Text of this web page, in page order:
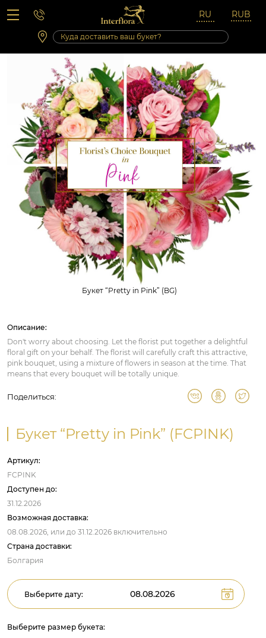
Вопросы-ответы
Сб 10:00 ‐ 14:00
Выходные и праздничные дни
Букет “Pretty in Pink” (BG)
Описание:
Don't worry about choosing. Let the florist put together a delightful
floral gift on your behalf. The florist will carefully craft this attractive,
pink bouquet, using a mixture of flowers in season at the time. That
means that every bouquet will be totally unique.
Поделиться:
Букет “Pretty in Pink” (FCPINK)
Артикул:
FCPINK
Доступен до:
31.12.2026
Возможная доставка:
08.08.2026, или до 31.12.2026 включительно
Страна доставки:
Болгария
Выберите дату:
Выберите размер букета: